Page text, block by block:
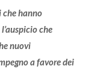
che hanno
che
nuovi
a favore dei